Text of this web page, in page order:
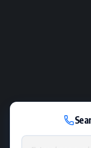
Phone number